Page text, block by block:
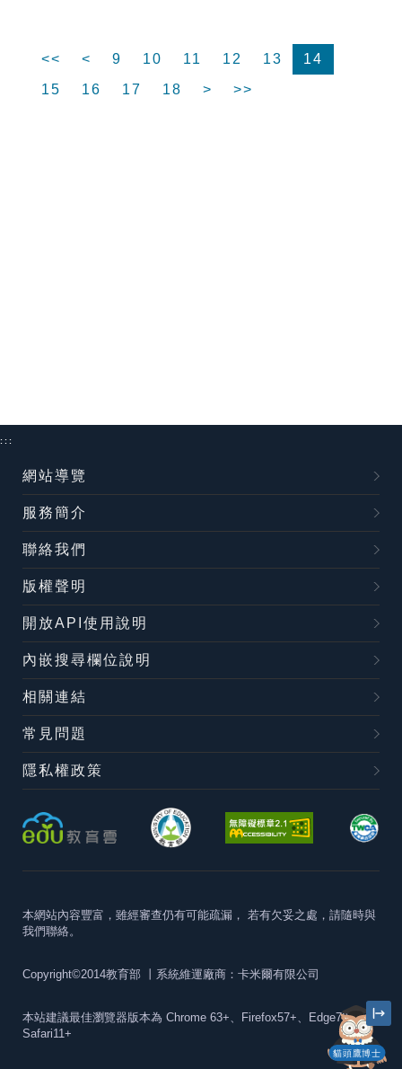
<< < 9 10 11 12 13
14
15
16 17 18 > >>
貓頭鷹博士
:::
網站導覽
服務簡介
聯絡我們
版權聲明
開放API使用說明
內嵌搜尋欄位說明
相關連結
常見問題
隱私權政策
本網站內容豐富，雖經審查仍有可能疏漏， 若有欠妥之處，請隨時與
我們聯絡。
Copyright©2014教育部 丨系統維運廠商：卡米爾有限公司
本站建議最佳瀏覽器版本為 Chrome 63+、Firefox57+、Edge79+及
Safari11+